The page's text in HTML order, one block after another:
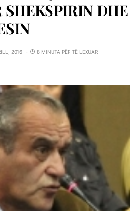
SHEKSPIRIN DHE
2016
8 MINUTA PËR TË LEXUAR